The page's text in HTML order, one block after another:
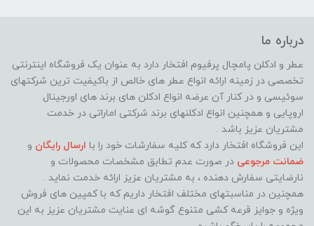
درباره ما
عطر و ادکلن پامچال پرفیوم افتخار دارد به عنوان یک فروشگاه اینترنتی
تخصصی در زمینه ارائه انواع عطر های خالص از باکیفیت ترین شرکتهای
سوئیسی و در کنار آن عرضه انواع ادکلن های برند های اورجینال
اروپایی و همچنین انواع ادکلنهای برند شرکتی اماراتی در خدمت
مشتریان عزیز باشد .
این فروشگاه افتخار دارد که کلیه سفارشات خود را با ارسال رایگان و
ضمانت مرجوعی در صورت عدم تطابق مشخصات محصولات و
نارضایتی سفارش دهنده ، به مشتریان عزیز ارائه خدمت نماید ‌.
همچنین در مناسبتهای مختلف افتخار داریم که با کمپین های فروش
ویژه و جوایز قرعه کشی متنوع گوشه ای عنایت مشتریان عزیز به این